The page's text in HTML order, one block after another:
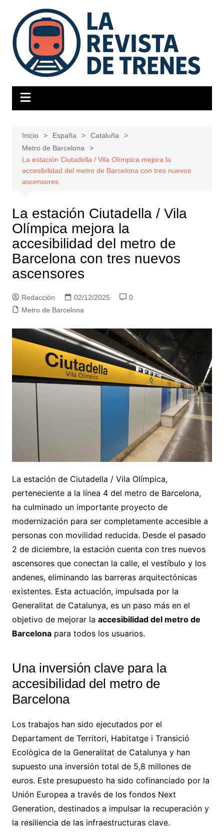
contenido
Inicio España
Cataluña
Metro de Barcelona
La estación Ciutadella / Vila Olímpica mejora la
accesibilidad del metro de Barcelona con tres nuevos
ascensores
La estación Ciutadella / Vila
Olímpica mejora la
accesibilidad del metro de
Barcelona con tres nuevos
ascensores
Redacción 02/12/2025
0
Metro de Barcelona
La estación de Ciutadella / Vila Olímpica,
perteneciente a la línea 4 del metro de Barcelona,
ha culminado un importante proyecto de
modernización para ser completamente accesible a
personas con movilidad reducida. Desde el pasado
2 de diciembre, la estación cuenta con tres nuevos
ascensores que conectan la calle, el vestíbulo y los
andenes, eliminando las barreras arquitectónicas
existentes. Esta actuación, impulsada por la
Generalitat de Catalunya, es un paso más en el
objetivo de mejorar la accesibilidad del metro de
Barcelonapara todos los usuarios.
Una inversión clave para la
accesibilidad del metro de
Barcelona
Los trabajos han sido ejecutados por el
Departament de Territori, Habitatge i Transició
Ecològica de la Generalitat de Catalunya y han
supuesto una inversión total de 5,8 millones de
euros. Este presupuesto ha sido cofinanciado por la
Unión Europea a través de los fondos Next
Generation, destinados a impulsar la recuperación y
la resiliencia de las infraestructuras clave.